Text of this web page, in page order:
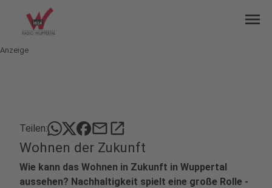
menu
Anzeige
Teilen: mailopen_in_new
Wohnen der Zukunft
Wie kann das Wohnen in Zukunft in Wuppertal
aussehen? Nachhaltigkeit spielt eine große Rolle -